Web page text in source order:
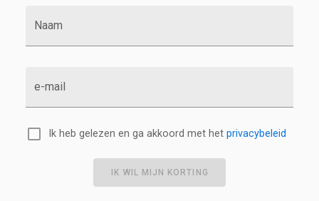
Naam
e-mail
Ik heb gelezen en ga akkoord met het privacybeleid
IK WIL MIJN KORTING